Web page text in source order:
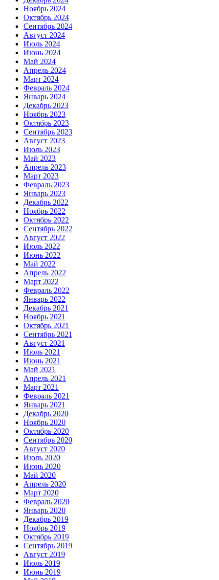
Ноябрь 2024
Октябрь 2024
Сентябрь 2024
Август 2024
Июль 2024
Июнь 2024
Май 2024
Апрель 2024
Март 2024
Февраль 2024
Январь 2024
Декабрь 2023
Ноябрь 2023
Октябрь 2023
Сентябрь 2023
Август 2023
Июль 2023
Май 2023
Апрель 2023
Март 2023
Февраль 2023
Январь 2023
Декабрь 2022
Ноябрь 2022
Октябрь 2022
Сентябрь 2022
Август 2022
Июль 2022
Июнь 2022
Май 2022
Апрель 2022
Март 2022
Февраль 2022
Январь 2022
Декабрь 2021
Ноябрь 2021
Октябрь 2021
Сентябрь 2021
Август 2021
Июль 2021
Июнь 2021
Май 2021
Апрель 2021
Март 2021
Февраль 2021
Январь 2021
Декабрь 2020
Ноябрь 2020
Октябрь 2020
Сентябрь 2020
Август 2020
Июль 2020
Июнь 2020
Май 2020
Апрель 2020
Март 2020
Февраль 2020
Январь 2020
Декабрь 2019
Ноябрь 2019
Октябрь 2019
Сентябрь 2019
Август 2019
Июль 2019
Июнь 2019